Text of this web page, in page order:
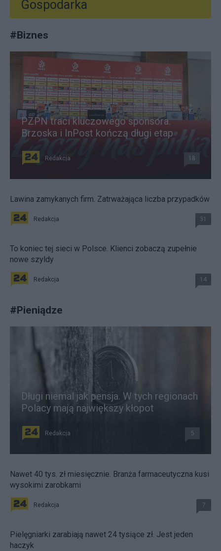
Gospodarka
#Biznes
PZPN traci kluczowego sponsora.
Brzoska i InPost kończą długi etap
Redakcja 18
Lawina zamykanych firm. Zatrważająca liczba przypadków
Redakcja 31
To koniec tej sieci w Polsce. Klienci zobaczą zupełnie
nowe szyldy
Redakcja 14
#Pieniądze
Długi niemal jak pensja. W tych regionach
Polacy mają największy kłopot
Redakcja 5
Nawet 40 tys. zł miesięcznie. Branża farmaceutyczna kusi
wysokimi zarobkami
Redakcja 7
Pielęgniarki zarabiają nawet 24 tysiące zł. Jest jeden
haczyk